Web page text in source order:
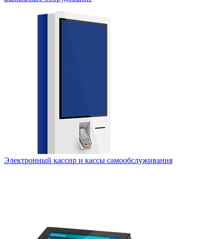
Электронный кассир и кассы самообслуживания